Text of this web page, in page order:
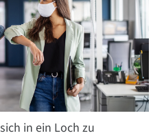
in ein Loch zu